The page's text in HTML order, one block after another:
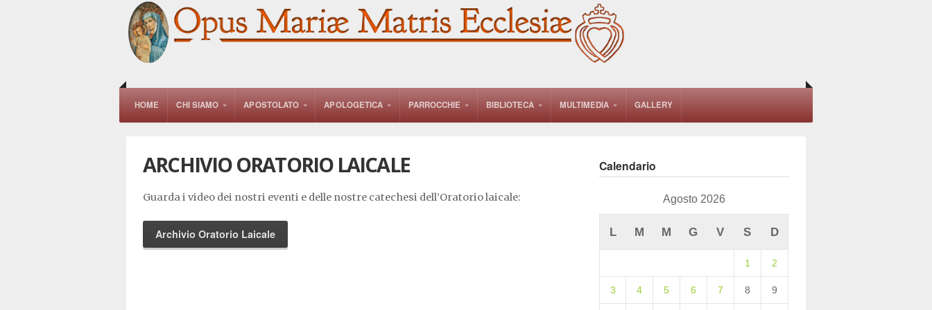
HOME CHI SIAMO APOSTOLATO APOLOGETICA PARROCCHIE BIBLIOTECA MULTIMEDIA GALLERY
ARCHIVIO ORATORIO LAICALE
Guarda i video dei nostri eventi e delle nostre catechesi dell’Oratorio laicale:
Archivio Oratorio Laicale
Calendario
Agosto 2026
L M M G V S D
1 2
3 4 5 6 7 8 9